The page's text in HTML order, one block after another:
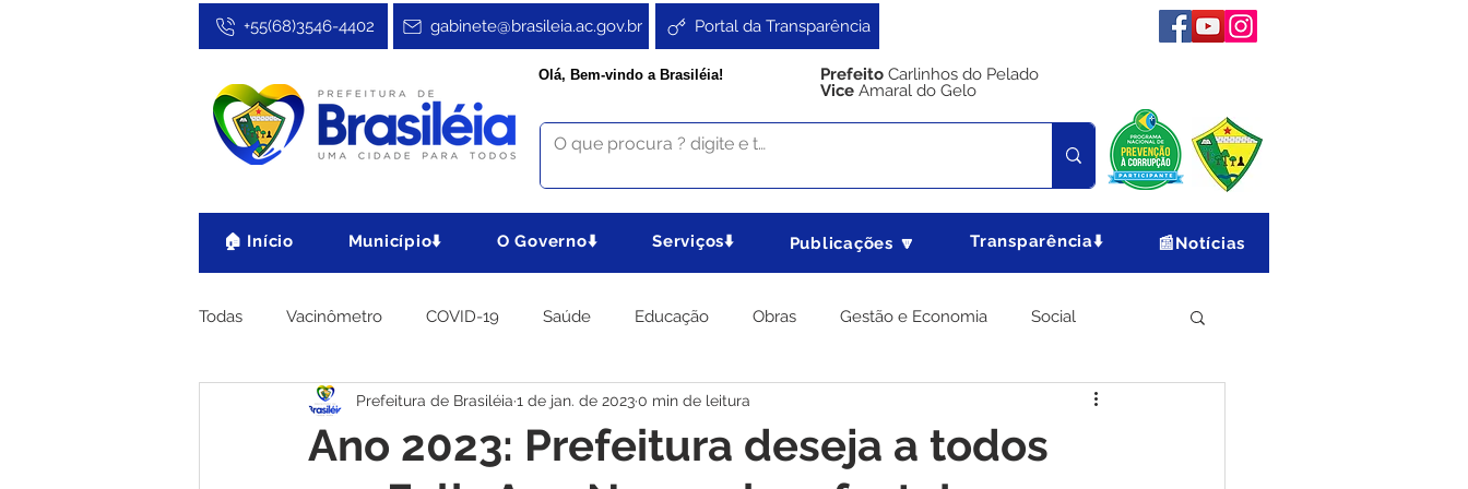
Portal da Transparência
gabinete@brasileia.ac.gov.br
+55(68)3546-4402
Olá, Bem-vindo a Brasiléia! Prefeito Carlinhos do Pelado
Vice Amaral do Gelo
🏠 Início Município⬇️ O Governo⬇️ Serviços⬇️ Publicações 🔽 Transparência⬇️ 📰Notícias
Todas Vacinômetro COVID-19 Saúde Educação Obras Gestão e Economia Social
Cultura, Festa e Esporte No Gabinete Agricultura e Produção Meio Ambiente
Ano 2023: Prefeitura deseja a todos
Prefeitura de Brasiléia 1 de jan. de 20230 min de leitura